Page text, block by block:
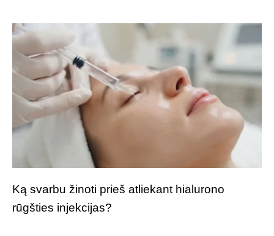
Ką svarbu žinoti prieš atliekant hialurono
rūgšties injekcijas?